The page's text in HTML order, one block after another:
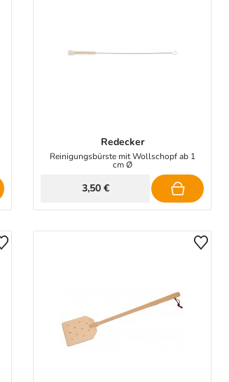
Redecker
Reinigungsbürste mit Wollschopf ab 1
cm Ø
3,50 €